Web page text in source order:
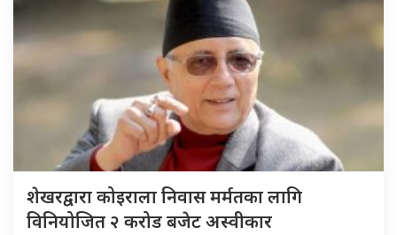
शेखरद्वारा कोइराला निवास मर्मतका लागि
विनियोजित २ करोड बजेट अस्वीकार